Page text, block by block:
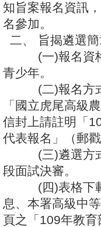
知旨案報名資訊
名參加。
二、 旨揭遴選
(一)報名資格
青少年。
(二)報名方式
「國立虎尾高級
信封上請註明「
代表報名」（郵
(三)遴選方式
段面試決審。
(四)表格下載
息、本署高級中
頁之「109年教